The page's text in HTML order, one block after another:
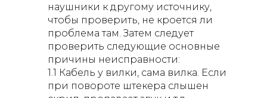
наушники к другому источнику,
чтобы проверить, не кроется ли
проблема там. Затем следует
проверить следующие основные
причины неисправности:
1.1 Кабель у вилки, сама вилка. Если
при повороте штекера слышен